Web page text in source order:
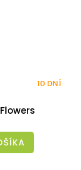
10 DNÍ